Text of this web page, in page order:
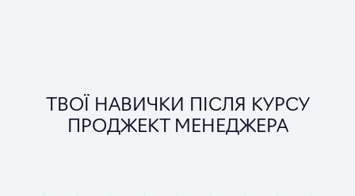
ТВОЇ НАВИЧКИ ПІСЛЯ КУРСУ
ПРОДЖЕКТ МЕНЕДЖЕРА